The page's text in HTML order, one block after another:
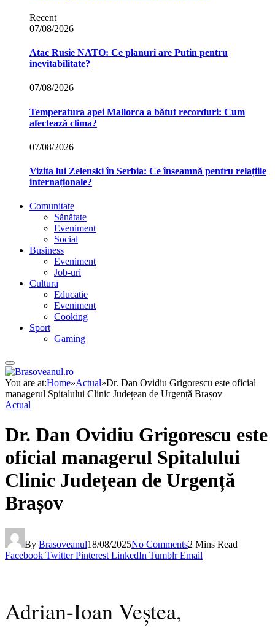
Recent
07/08/2026
Atac Rusie NATO: Ce planuri are Putin pentru
inevitabilitate?
07/08/2026
Temperatura apei Mallorca a bătut recorduri: Cum
afectează clima?
07/08/2026
Vizita lui Zelenski în Serbia: Ce înseamnă pentru relațiile
internaționale?
Comunitate
Sănătate
Eveniment
Social
Business
Eveniment
Job-uri
Cultura
Educatie
Eveniment
Cooking
Sport
Gaming
You are at:Home»Actual»Dr. Dan Ovidiu Grigorescu este oficial
managerul Spitalului Clinic Județean de Urgență Brașov
Actual
Dr. Dan Ovidiu Grigorescu este
oficial managerul Spitalului
Clinic Județean de Urgență
Brașov
By Brasoveanul18/08/2025No Comments2 Mins Read
Facebook Twitter Pinterest LinkedIn Tumblr Email
Adrian-Ioan Veștea,